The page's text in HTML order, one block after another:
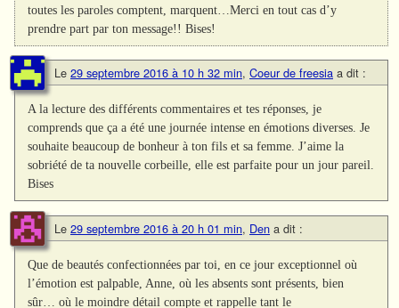
toutes les paroles comptent, marquent…Merci en tout cas d’y
prendre part par ton message!! Bises!
Le 29 septembre 2016 à 10 h 32 min, Coeur de freesia a dit :
A la lecture des différents commentaires et tes réponses, je
comprends que ça a été une journée intense en émotions diverses. Je
souhaite beaucoup de bonheur à ton fils et sa femme. J’aime la
sobriété de ta nouvelle corbeille, elle est parfaite pour un jour pareil.
Bises
Le 29 septembre 2016 à 20 h 01 min, Den a dit :
Que de beautés confectionnées par toi, en ce jour exceptionnel où
l’émotion est palpable, Anne, où les absents sont présents, bien
sûr… où le moindre détail compte et rappelle tant le